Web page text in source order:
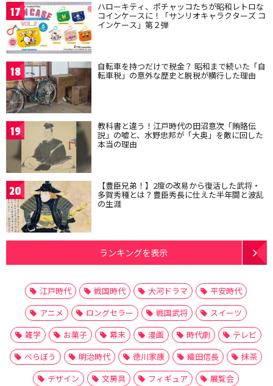
17 ハローキティ、ポチャッコたちが昭和レトロな
コインケースに！「サンリオキャラクターズ コ
インケース」第２弾
18 自転車を持つだけで税金？ 昭和まで続いた「自
転車税」の意外な歴史と脱税が横行した理由
19 教科書と違う！江戸時代の田沼意次「賄賂伝
説」の嘘と、水野忠邦が「大奥」を敵に回した
本当の理由
20 【豊臣兄弟！】2度の改易から復活した武将・
多賀秀種とは？豊臣秀長に仕えた半年間と波乱
の生涯
ランキングを表示
江戸時代 戦国時代 大河ドラマ
平安時代
アニメ
ロングセラー 戦国武将
スイーツ
雑学
お菓子 幕末 漫画 時代劇
テレビ
べらぼう
明治時代 徳川家康 織田信長
抹茶
デザイン
文房具 フィギュア
展覧会